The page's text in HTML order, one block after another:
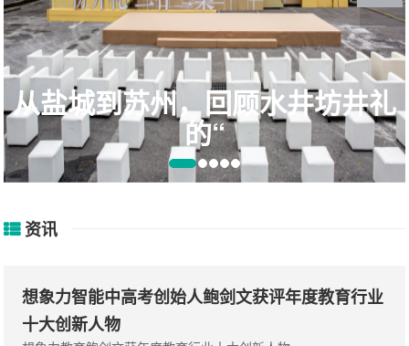
日本的卧铺列车，普通的外表
却承
资讯
想象力智能中高考创始人鲍剑文获评年度教育行业
十大创新人物